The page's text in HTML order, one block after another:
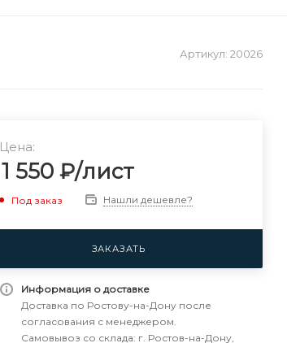
Артикул: 20026
Цена:
1 550₽/лист
Под заказ Нашли дешевле?
ЗАКАЗАТЬ
Информация о доставке
Доставка по Ростову-на-Дону после
согласования с менеджером.
Самовывоз со склада: г. Ростов-на-Дону,